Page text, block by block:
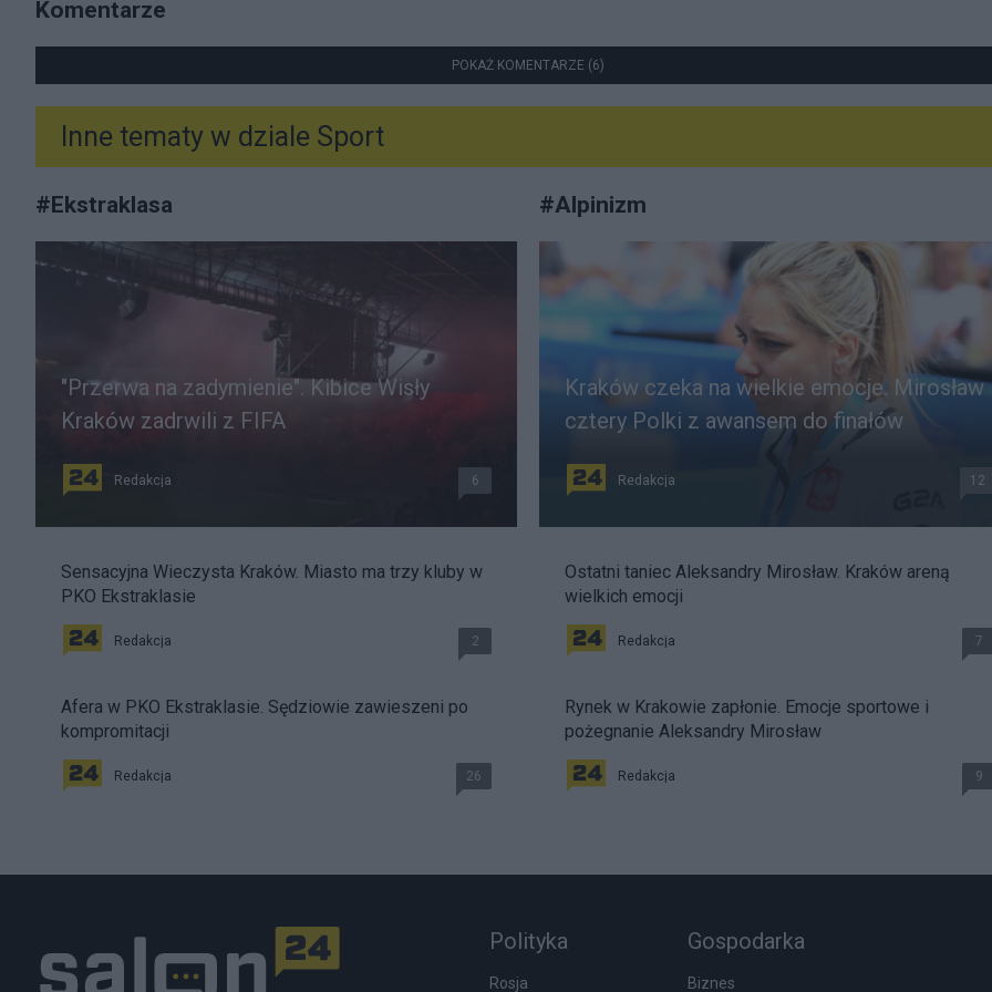
Komentarze
POKAŻ KOMENTARZE (6)
Inne tematy w dziale Sport
#Ekstraklasa
"Przerwa na zadymienie". Kibice Wisły
Kraków zadrwili z FIFA
Redakcja 6
Sensacyjna Wieczysta Kraków. Miasto ma trzy kluby w
PKO Ekstraklasie
Redakcja 2
Afera w PKO Ekstraklasie. Sędziowie zawieszeni po
kompromitacji
Redakcja 26
#Alpinizm
Kraków czeka na wielkie emocje. Mirosław
cztery Polki z awansem do finałów
Redakcja 12
Ostatni taniec Aleksandry Mirosław. Kraków areną
wielkich emocji
Redakcja 7
Rynek w Krakowie zapłonie. Emocje sportowe i
pożegnanie Aleksandry Mirosław
Redakcja 9
Polityka
Rosja
Gospodarka
Biznes